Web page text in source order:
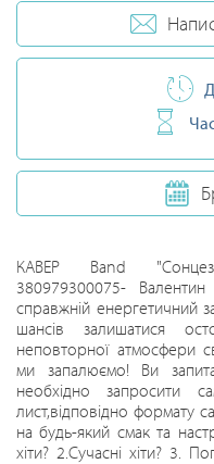
КАВЕР Band
380979300075-
справжній енергетичний
шансів залишатися
неповторної атмосфери
ми запалюємо! Ви
необхідно запросити
лист,відповідно формату
на будь-який смак та
хіти? 2.Сучасні хіти? 3.